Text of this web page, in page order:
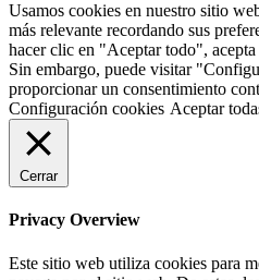
Usamos cookies en nuestro sitio
más relevante recordando sus
hacer clic en "Aceptar todo",
Sin embargo, puede visitar
proporcionar un consentimiento
Configuración cookies Aceptar
Cerrar
Privacy Overview
Este sitio web utiliza cookies para